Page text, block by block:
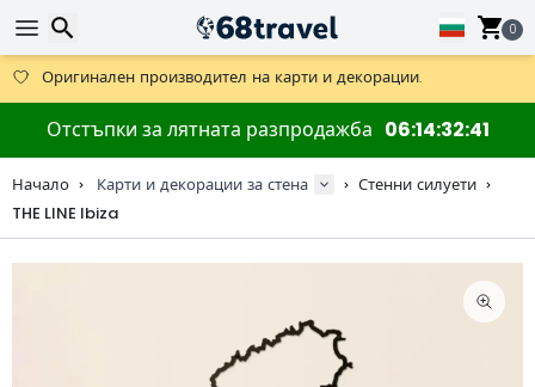
0
Получете безплатна доставка при поръчки над 59 €.
Предлага се и DHL Express за една нощ.
30 дни за връщане, 90 дни за дървени карти и декорации.
Оригинален производител на карти и декорации.
Отстъпки за лятната разпродажба 06143240
Начало Карти и декорации за стена
Стенни силуети
THE LINE Ibiza
Търсене
Търсене